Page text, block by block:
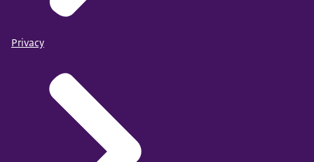
Privacy